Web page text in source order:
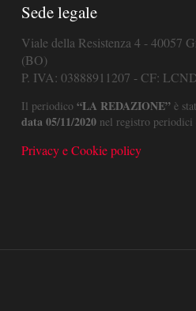
Sede legale
Viale della Resistenza 4 - 40057
(BO)
P. IVA: 03888911207 - CF:
Il periodico “LA REDAZIONE”è
data 05/11/2020nel registro periodici
Privacy e Cookie policy